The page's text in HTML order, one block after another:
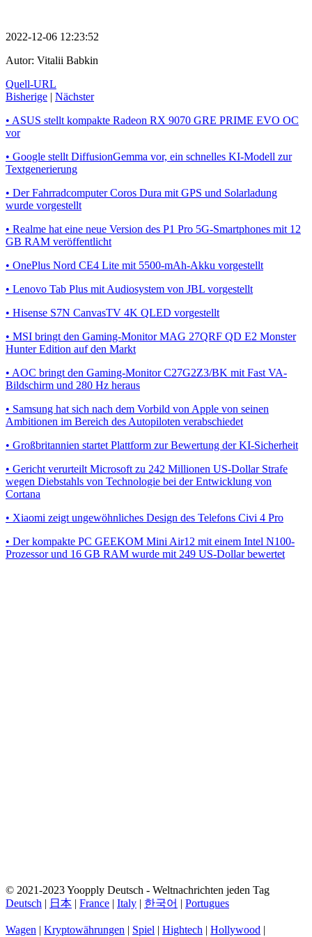
2022-12-06 12:23:52
Autor: Vitalii Babkin
Quell-URL
Bisherige | Nächster
• ASUS stellt kompakte Radeon RX 9070 GRE PRIME EVO OC
vor
• Google stellt DiffusionGemma vor, ein schnelles KI-Modell zur
Textgenerierung
• Der Fahrradcomputer Coros Dura mit GPS und Solarladung
wurde vorgestellt
• Realme hat eine neue Version des P1 Pro 5G-Smartphones mit 12
GB RAM veröffentlicht
• OnePlus Nord CE4 Lite mit 5500-mAh-Akku vorgestellt
• Lenovo Tab Plus mit Audiosystem von JBL vorgestellt
• Hisense S7N CanvasTV 4K QLED vorgestellt
• MSI bringt den Gaming-Monitor MAG 27QRF QD E2 Monster
Hunter Edition auf den Markt
• AOC bringt den Gaming-Monitor C27G2Z3/BK mit Fast VA-
Bildschirm und 280 Hz heraus
• Samsung hat sich nach dem Vorbild von Apple von seinen
Ambitionen im Bereich des Autopiloten verabschiedet
• Großbritannien startet Plattform zur Bewertung der KI-Sicherheit
• Gericht verurteilt Microsoft zu 242 Millionen US-Dollar Strafe
wegen Diebstahls von Technologie bei der Entwicklung von
Cortana
• Xiaomi zeigt ungewöhnliches Design des Telefons Civi 4 Pro
• Der kompakte PC GEEKOM Mini Air12 mit einem Intel N100-
Prozessor und 16 GB RAM wurde mit 249 US-Dollar bewertet
© 2021-2023 Yoopply Deutsch - Weltnachrichten jeden Tag
Deutsch | 日本 | France | Italy | 한국어 | Portugues
Wagen | Kryptowährungen | Spiel | Hightech | Hollywood |